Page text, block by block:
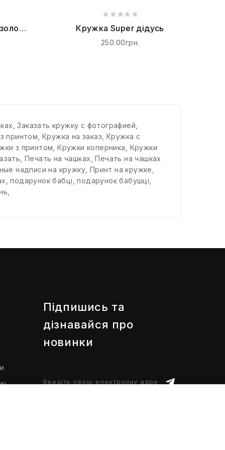
Кружка Super дідусь
250.00грн.
,Заказать кружку с фотографией
принтом ,Кружка на заказ Кружка с
з принтом ,Кружки коперника
Кружки
,Печать на чашках ,Печать на чашках
надписи на кружку Принт на кружке
,подарунок бабці ,подарунок бабушці
Підпишись та
дізнавайся про
новинки